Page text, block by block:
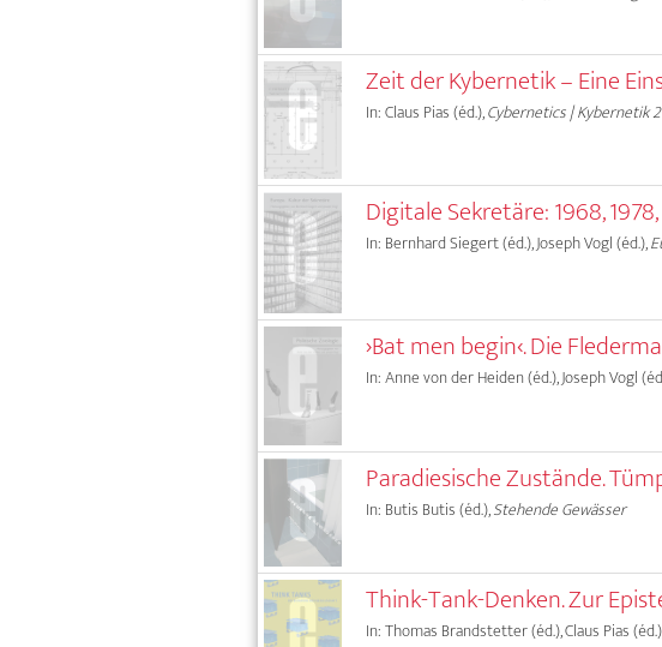
Zeit der Kybernetik – Eine
In: Claus Pias (éd.),Cybernetics | Kybernetik 2
Digitale Sekretäre: 1968,
In: Bernhard Siegert (éd.), Joseph Vogl (éd.),
›Bat men begin‹. Die
In: Anne von der Heiden (éd.), Joseph Vogl
Paradiesische Zustände.
In: Butis Butis (éd.),Stehende Gewässer
Think-Tank-Denken. Zur
In: Thomas Brandstetter (éd.), Claus Pias